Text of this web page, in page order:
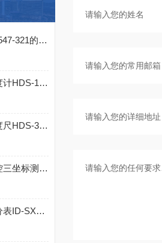
三丰Mitutoyo数显厚度表547-321的特点
三丰MITUTOYO数显高度计HDS-100C的技术参数
三丰MITUTOYO数显高度尺HDS-30CX的特征
三丰MITUTOYO卧式数控三坐标测量机CARB Strato的特点
日本三丰MITUTOYO百分表ID-SX2数显指示表543-790B-10的特点